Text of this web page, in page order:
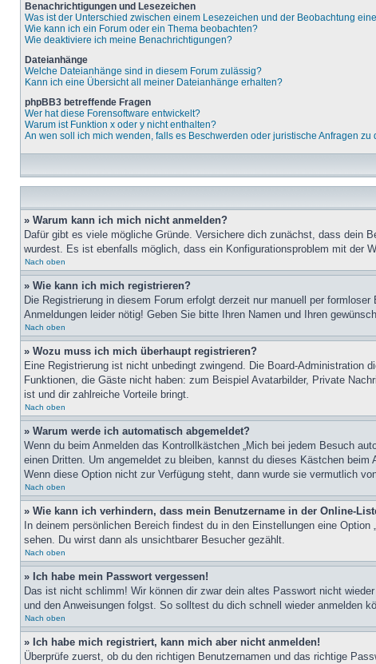
Benachrichtigungen und Lesezeichen
Was ist der Unterschied zwischen einem Lesezeichen und der Beobachtung
Wie kann ich ein Forum oder ein Thema beobachten?
Wie deaktiviere ich meine Benachrichtigungen?
Dateianhänge
Welche Dateianhänge sind in diesem Forum zulässig?
Kann ich eine Übersicht all meiner Dateianhänge erhalten?
phpBB3 betreffende Fragen
Wer hat diese Forensoftware entwickelt?
Warum ist Funktion x oder y nicht enthalten?
An wen soll ich mich wenden, falls es Beschwerden oder juristische Anfragen zu
» Warum kann ich mich nicht anmelden?
Dafür gibt es viele mögliche Gründe. Versichere dich zunächst, dass dein
wurdest. Es ist ebenfalls möglich, dass ein Konfigurationsproblem mit der
Nach oben
» Wie kann ich mich registrieren?
Die Registrierung in diesem Forum erfolgt derzeit nur manuell per
Anmeldungen leider nötig! Geben Sie bitte Ihren Namen und Ihren
Nach oben
» Wozu muss ich mich überhaupt registrieren?
Eine Registrierung ist nicht unbedingt zwingend. Die Board-
Funktionen, die Gäste nicht haben: zum Beispiel Avatarbilder, Private
ist und dir zahlreiche Vorteile bringt.
Nach oben
» Warum werde ich automatisch abgemeldet?
Wenn du beim Anmelden das Kontrollkästchen „Mich bei jedem Besuch
einen Dritten. Um angemeldet zu bleiben, kannst du dieses Kästchen
Wenn diese Option nicht zur Verfügung steht, dann wurde sie vermutlich
Nach oben
» Wie kann ich verhindern, dass mein Benutzername in der Online-
In deinem persönlichen Bereich findest du in den Einstellungen eine
sehen. Du wirst dann als unsichtbarer Besucher gezählt.
Nach oben
» Ich habe mein Passwort vergessen!
Das ist nicht schlimm! Wir können dir zwar dein altes Passwort nicht
und den Anweisungen folgst. So solltest du dich schnell wieder anmelden
Nach oben
» Ich habe mich registriert, kann mich aber nicht anmelden!
Überprüfe zuerst, ob du den richtigen Benutzernamen und das richtige